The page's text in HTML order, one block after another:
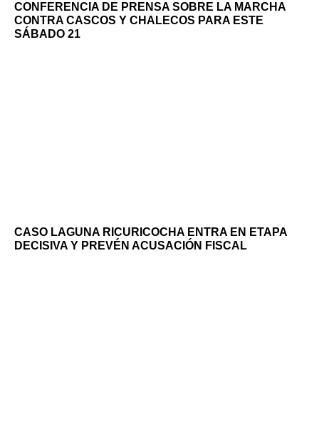
CONFERENCIA DE PRENSA SOBRE LA MARCHA
CONTRA CASCOS Y CHALECOS PARA ESTE
SÁBADO 21
CASO LAGUNA RICURICOCHA ENTRA EN ETAPA
DECISIVA Y PREVÉN ACUSACIÓN FISCAL